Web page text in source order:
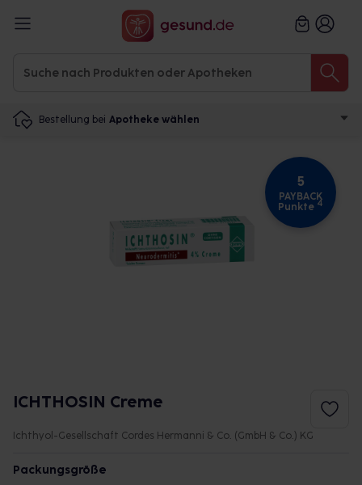
Bestellung bei Apotheke wählen
5
PAYBACK
Punkte 4
ICHTHOSIN Creme
Ichthyol-Gesellschaft Cordes Hermanni & Co. (GmbH & Co.) KG
Packungsgröße